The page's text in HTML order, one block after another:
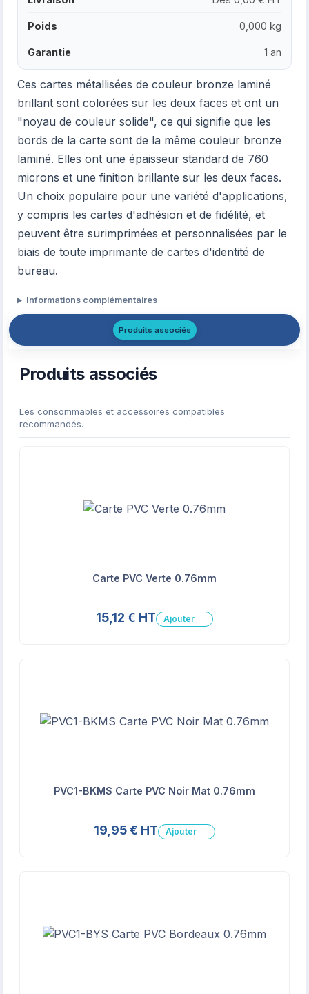
Poids 0,000 kg
Garantie 1 an
Ces cartes métallisées de couleur bronze laminé
brillant sont colorées sur les deux faces et ont un
"noyau de couleur solide", ce qui signifie que les
bords de la carte sont de la même couleur bronze
laminé. Elles ont une épaisseur standard de 760
microns et une finition brillante sur les deux faces.
Un choix populaire pour une variété d'applications,
y compris les cartes d'adhésion et de fidélité, et
peuvent être surimprimées et personnalisées par le
biais de toute imprimante de cartes d'identité de
bureau.
Informations complémentaires
Produits associés
Produits associés
Les consommables et accessoires compatibles
recommandés.
Carte PVC Verte 0.76mm
15,12 € HT Ajouter
PVC1-BKMS Carte PVC Noir Mat 0.76mm
19,95 € HT Ajouter